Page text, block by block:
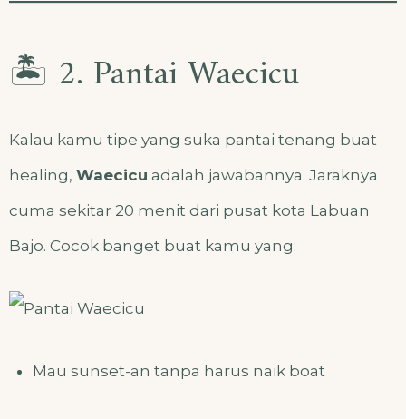
🏝️ 2. Pantai Waecicu
Kalau kamu tipe yang suka pantai tenang buat
healing, Waecicu adalah jawabannya. Jaraknya
cuma sekitar 20 menit dari pusat kota Labuan
Bajo. Cocok banget buat kamu yang:
Mau sunset-an tanpa harus naik boat